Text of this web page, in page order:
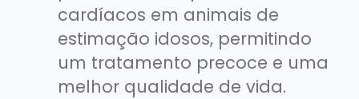
cardíacos em animais de
estimação idosos, permitindo
um tratamento precoce e uma
melhor qualidade de vida.